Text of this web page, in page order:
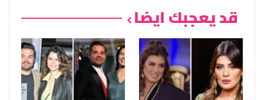
قد يعجبك ايضا